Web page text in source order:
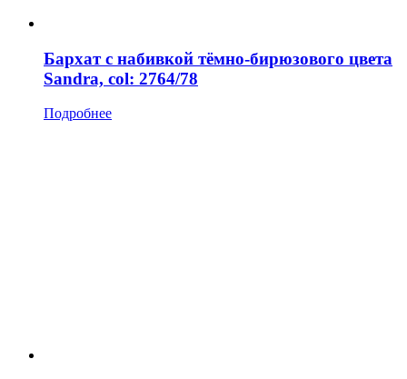
Бархат с набивкой тёмно-бирюзового цвета
Sandra, col: 2764/78
Подробнее